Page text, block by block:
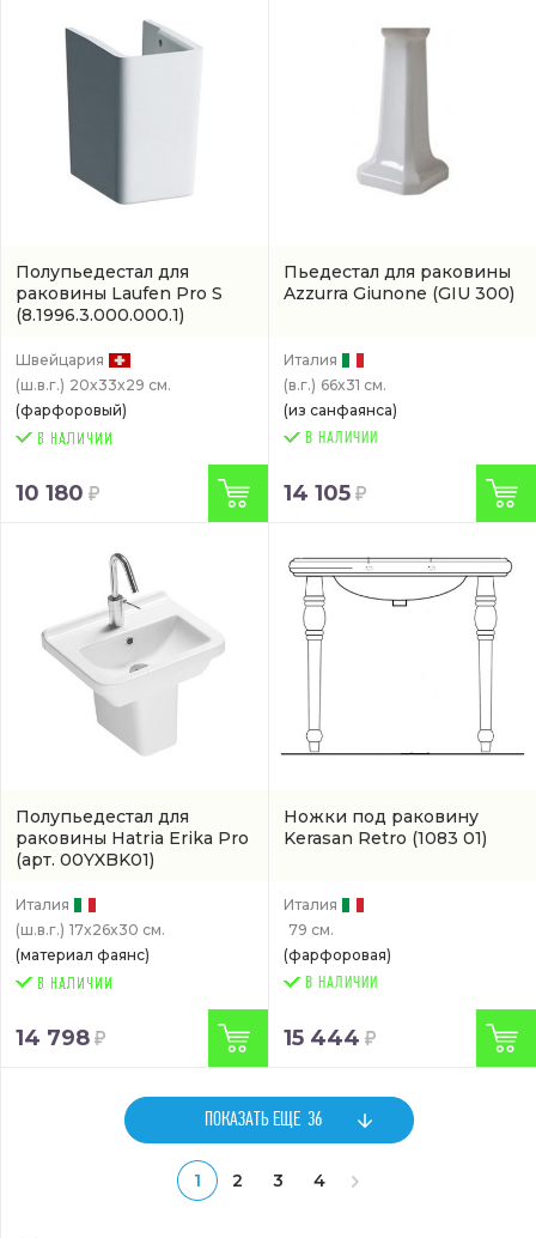
Полупьедестал для
раковины Laufen Pro S
(8.1996.3.000.000.1)
Швейцария
(ш.в.г.) 20x33x29 см.
(фарфоровый)
10 180
Пьедестал для раковины
Azzurra Giunone (GIU 300)
Италия
(в.г.) 66x31 см.
(из санфаянса)
В НАЛИЧИИ
14 105
Полупьедестал для
раковины Hatria Erika Pro
(арт. 00YXBK01)
Италия
(ш.в.г.) 17x26x30 см.
(материал фаянс)
14 798
Ножки под раковину
Kerasan Retro (1083 01)
Италия
79 см.
(фарфоровая)
В НАЛИЧИИ
15 444
ПОКАЗАТЬ ЕЩЕ 36
1 2 3 4